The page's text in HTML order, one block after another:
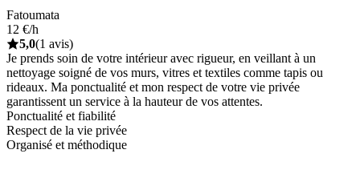
Fatoumata
12 €/h
5,0(1 avis)
Je prends soin de votre intérieur avec rigueur, en veillant à un
nettoyage soigné de vos murs, vitres et textiles comme tapis ou
rideaux. Ma ponctualité et mon respect de votre vie privée
garantissent un service à la hauteur de vos attentes.
Ponctualité et fiabilité
Respect de la vie privée
Organisé et méthodique